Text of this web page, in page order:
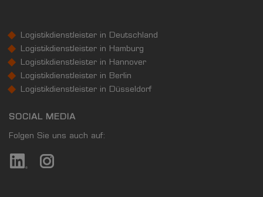
Logistikdienstleister in Deutschland
Logistikdienstleister in Hamburg
Logistikdienstleister in Hannover
Logistikdienstleister in Berlin
Logistikdienstleister in Düsseldorf
SOCIAL MEDIA
Folgen Sie uns auch auf: